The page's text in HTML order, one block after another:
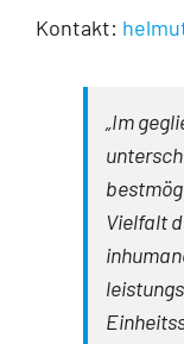
Kontakt:
„Im
Vielfalt